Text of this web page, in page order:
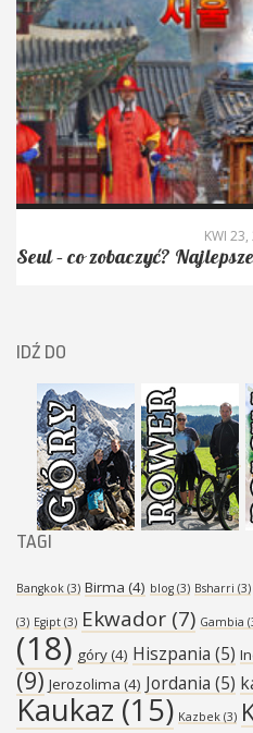
KWI
Seul – co zobaczyć?
IDŹ DO
TAGI
Bangkok (3) Birma (4) blog (3) Bsharri (3)
(3) Egipt (3) Ekwador (7) Gambia
(18) góry(4) Hiszpania (5)
(9) Jerozolima (4) Jordania (5)
Kaukaz (15) Kazbek (3)